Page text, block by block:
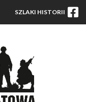
SZLAKI HISTORII